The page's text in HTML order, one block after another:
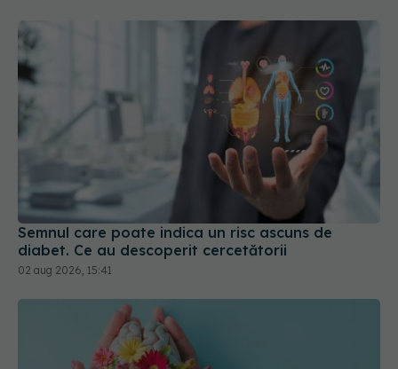
Semnul care poate indica un risc ascuns de
diabet. Ce au descoperit cercetătorii
02 aug 2026, 15:41